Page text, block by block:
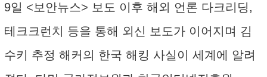
9일 <보안뉴스> 보도 이후 해외 언론 다크리딩,
테크크런치 등을 통해 외신 보도가 이어지며 김
수키 추정 해커의 한국 해킹 사실이 세계에 알려